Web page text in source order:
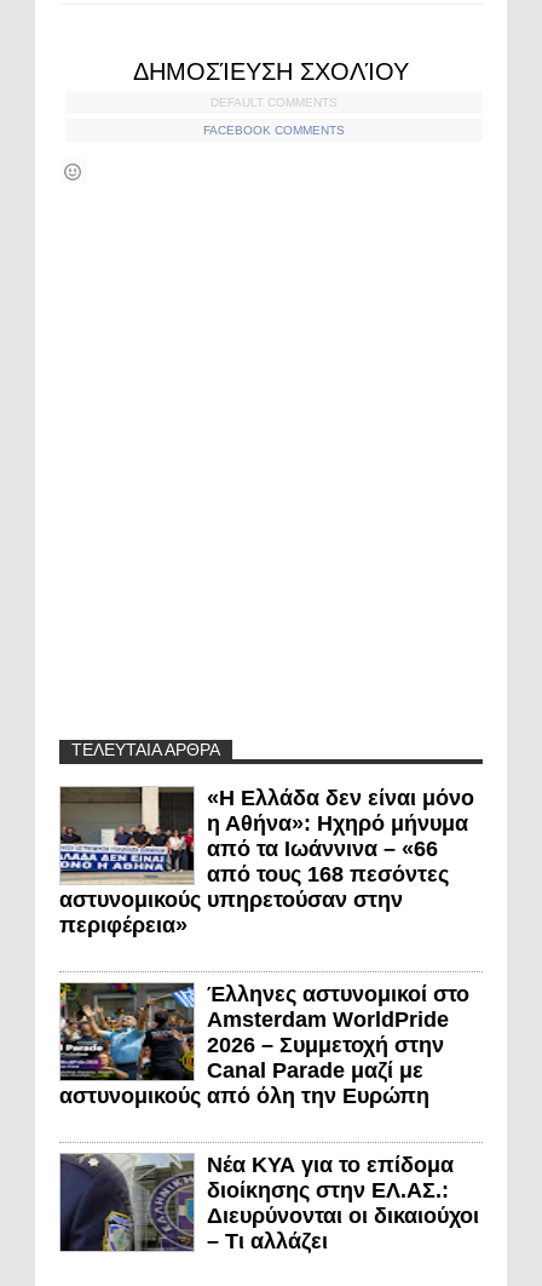
ΔΗΜΟΣΊΕΥΣΗ ΣΧΟΛΊΟΥ
DEFAULT COMMENTS
FACEBOOK COMMENTS
ΤΕΛΕΥΤΑΙΑ ΑΡΘΡΑ
«Η Ελλάδα δεν είναι μόνο
η Αθήνα»: Ηχηρό μήνυμα
από τα Ιωάννινα – «66
από τους 168 πεσόντες
αστυνομικούς υπηρετούσαν στην
περιφέρεια»
Έλληνες αστυνομικοί στο
Amsterdam WorldPride
2026 – Συμμετοχή στην
Canal Parade μαζί με
αστυνομικούς από όλη την Ευρώπη
Νέα ΚΥΑ για το επίδομα
διοίκησης στην ΕΛ.ΑΣ.:
Διευρύνονται οι δικαιούχοι
– Τι αλλάζει